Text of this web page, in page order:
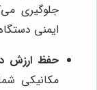
جلوگیری
ایمنی
حفظ ارزش
مکانیکی